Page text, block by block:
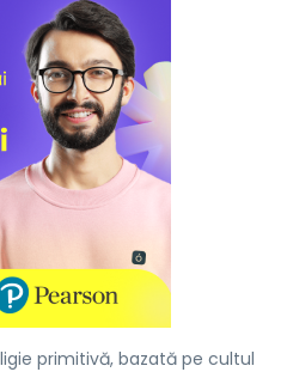
primitivă, bazată pe cultul